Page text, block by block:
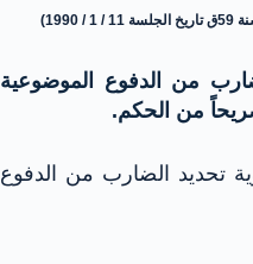
من الدفوع الموضوعية
من الحكم.
تحديد الضارب من الدفوع